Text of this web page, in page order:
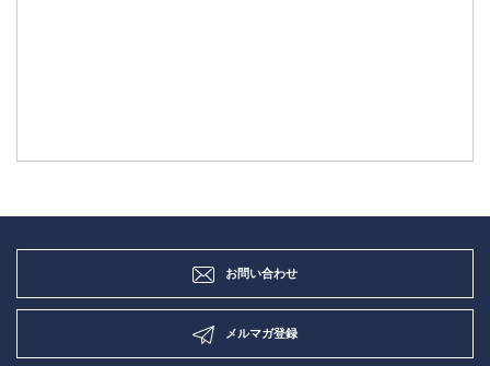
お問い合わせ
メルマガ登録